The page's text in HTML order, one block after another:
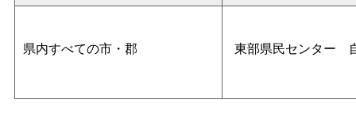
県内すべての市・郡 東部県民センター